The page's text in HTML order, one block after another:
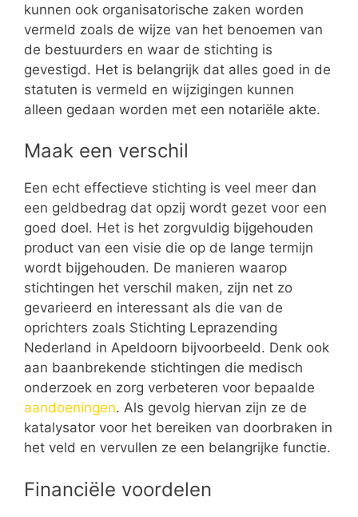
kunnen ook organisatorische zaken worden
vermeld zoals de wijze van het benoemen van
de bestuurders en waar de stichting is
gevestigd. Het is belangrijk dat alles goed in de
statuten is vermeld en wijzigingen kunnen
alleen gedaan worden met een notariële akte.
Maak een verschil
Een echt effectieve stichting is veel meer dan
een geldbedrag dat opzij wordt gezet voor een
goed doel. Het is het zorgvuldig bijgehouden
product van een visie die op de lange termijn
wordt bijgehouden. De manieren waarop
stichtingen het verschil maken, zijn net zo
gevarieerd en interessant als die van de
oprichters zoals Stichting Leprazending
Nederland in Apeldoorn bijvoorbeeld. Denk ook
aan baanbrekende stichtingen die medisch
onderzoek en zorg verbeteren voor bepaalde
aandoeningen. Als gevolg hiervan zijn ze de
katalysator voor het bereiken van doorbraken in
het veld en vervullen ze een belangrijke functie.
Financiële voordelen